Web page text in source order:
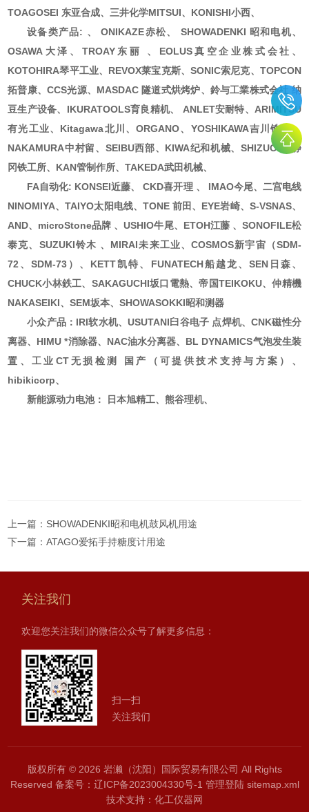
TOAGOSEI 东亚合成、三井化学MITSUI、KONISHI小西、
设备类产品: 、 ONIKAZE赤松、 SHOWADENKI 昭和电机、
OSAWA大泽、TROAY东丽 、EOLUS真空企业株式会社、
KOTOHIRA琴平工业、REVOX莱宝克斯、SONIC索尼克、TOPCON
拓普康、CCS光源、MASDAC 隧道式烘烤炉、鈴与工業株式会社 纳
豆生产设备、IKURATOOLS育良精机、 ANLET安耐特、ARIMITSU
有光工业、Kitagawa北川、ORGANO、YOSHIKAWA吉川铁工、
NAKAMURA中村留、SEIBU西部、KIWA纪和机械、SHIZUOKA静
冈铁工所、KAN管制作所、TAKEDA武田机械、
FA自动化: KONSEI近藤、 CKD喜开理 、 IMAO今尾、二宫电线
NINOMIYA、TAIYO太阳电线、TONE 前田、EYE岩崎、S-VSNAS、
AND、microStone品牌 、USHIO牛尾、ETOH江藤 、SONOFILE松
泰克、SUZUKI铃木 、MIRAI未来工业、COSMOS新宇宙（SDM-
72、SDM-73）、KETT凯特、FUNATECH船越龙、SEN日森、
CHUCK小林鉄工、SAKAGUCHI坂口電熱、帝国TEIKOKU、仲精機
NAKASEIKI、SEM坂本、SHOWASOKKI昭和测器
小众产品：IRI软水机、USUTANI臼谷电子 点焊机、CNK磁性分
离器、HIMU *消除器、NAC油水分离器、BL DYNAMICS气泡发生装
置、工业CT无损检测 国产（可提供技术支持与方案）、
hibikicorp、
新能源动力电池： 日本旭精工、熊谷理机、
上一篇： SHOWADENKI昭和电机鼓风机用途
下一篇：ATAGO爱拓手持糖度计用途
关注我们
欢迎您关注我们的微信公众号了解更多信息：
扫一扫
关注我们
版权所有 © 2026 岩濑（沈阳）国际贸易有限公司 All Rights
Reserved 备案号：辽ICP备2023004330号-1 管理登陆 sitemap.xml
技术支持： 化工仪器网